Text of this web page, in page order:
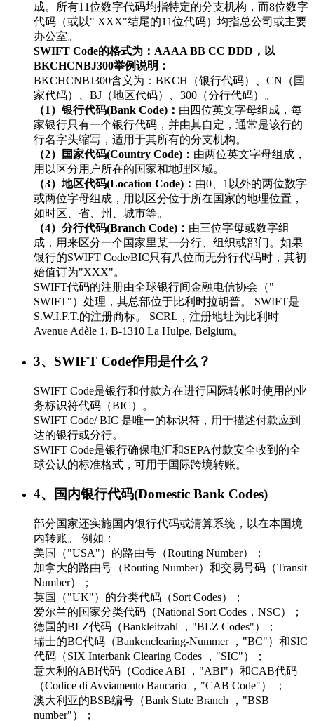
成。所有11位数字代码均指特定的分支机构，而8位数字
代码（或以" XXX"结尾的11位代码）均指总公司或主要
办公室。
SWIFT Code的格式为：AAAA BB CC DDD，以
BKCHCNBJ300举例说明：
BKCHCNBJ300含义为：BKCH（银行代码）、CN（国
家代码）、BJ（地区代码）、300（分行代码）。
（1）银行代码(Bank Code)： 由四位英文字母组成，每
家银行只有一个银行代码，并由其自定，通常是该行的
行名字头缩写，适用于其所有的分支机构。
（2）国家代码(Country Code)： 由两位英文字母组成，
用以区分用户所在的国家和地理区域。
（3）地区代码(Location Code)： 由0、1以外的两位数字
或两位字母组成，用以区分位于所在国家的地理位置，
如时区、省、州、城市等。
（4）分行代码(Branch Code)： 由三位字母或数字组
成，用来区分一个国家里某一分行、组织或部门。如果
银行的SWIFT Code/BIC只有八位而无分行代码时，其初
始值订为"XXX"。
SWIFT代码的注册由全球银行间金融电信协会（"
SWIFT"）处理，其总部位于比利时拉胡普。 SWIFT是
S.W.I.F.T.的注册商标。 SCRL，注册地址为比利时
Avenue Adèle 1, B-1310 La Hulpe, Belgium。
3、SWIFT Code作用是什么？
SWIFT Code是银行和付款方在进行国际转帐时使用的业
务标识符代码（BIC）。
SWIFT Code/ BIC 是唯一的标识符，用于描述付款应到
达的银行或分行。
SWIFT Code是银行确保电汇和SEPA付款安全收到的全
球公认的标准格式，可用于国际跨境转账。
4、国内银行代码(Domestic Bank Codes)
部分国家还实施国内银行代码或清算系统，以在本国境
内转账。 例如：
美国（"USA"）的路由号（Routing Number）；
加拿大的路由号（Routing Number）和交易号码（Transit
Number）；
英国（"UK"）的分类代码（Sort Codes）；
爱尔兰的国家分类代码（National Sort Codes，NSC）；
德国的BLZ代码（Bankleitzahl ，"BLZ Codes"）；
瑞士的BC代码（Bankenclearing-Nummer ，"BC"）和SIC
代码（SIX Interbank Clearing Codes ，"SIC"）；
意大利的ABI代码（Codice ABI ，"ABI"）和CAB代码
（Codice di Avviamento Bancario ，"CAB Code"） ；
澳大利亚的BSB编号（Bank State Branch ，"BSB
number"）；